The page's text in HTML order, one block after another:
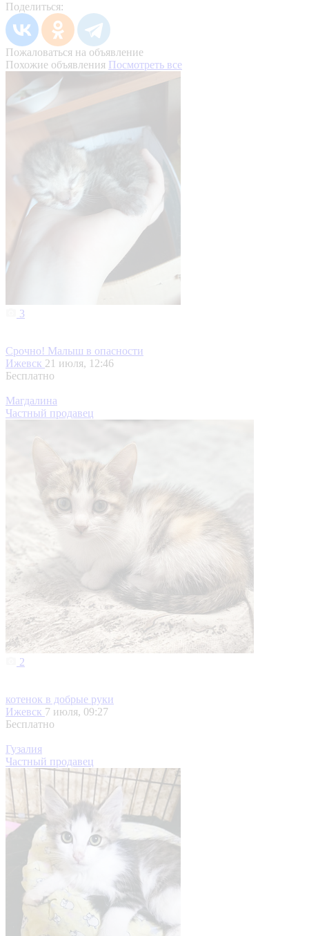
Поделиться:
Пожаловаться на объявление
Похожие объявления Посмотреть все
3
Срочно! Малыш в опасности
Ижевск 21 июля, 12:46
Бесплатно
Магдалина
Частный продавец
2
котенок в добрые руки
Ижевск 7 июля, 09:27
Бесплатно
Гузалия
Частный продавец